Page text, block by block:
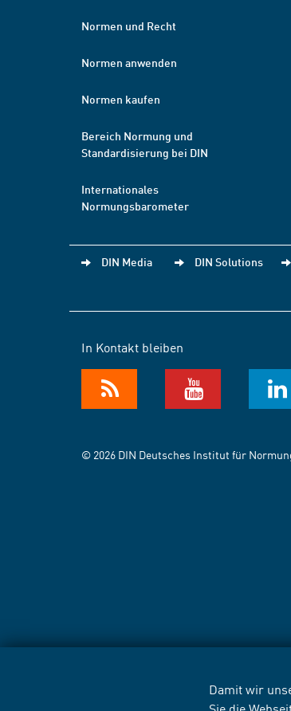
Damit wir
Normen und Recht
Normen anwenden
Normen kaufen
Bereich Normung und
Standardisierung bei DIN
Internationales
Normungsbarometer
DIN Media DIN Solutions
In Kontakt bleiben
© 2026 DIN Deutsches Institut für